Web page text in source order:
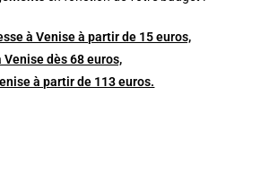
à Venise à partir de 15 euros,
Venise dès 68 euros,
à partir de 113 euros.